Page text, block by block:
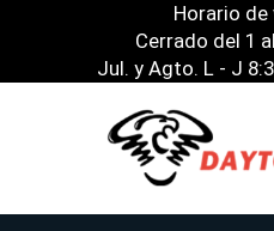
Horario de
Cerrado del 1
Jul. y Agto. L - J